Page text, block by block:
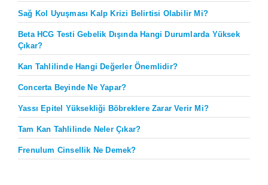
Sağ Kol Uyuşması Kalp Krizi Belirtisi Olabilir Mi?
Beta HCG Testi Gebelik Dışında Hangi Durumlarda Yüksek
Çıkar?
Kan Tahlilinde Hangi Değerler Önemlidir?
Concerta Beyinde Ne Yapar?
Yassı Epitel Yüksekliği Böbreklere Zarar Verir Mi?
Tam Kan Tahlilinde Neler Çıkar?
Frenulum Cinsellik Ne Demek?